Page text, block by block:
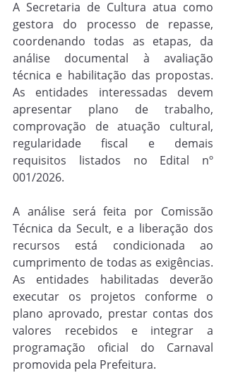
A Secretaria de Cultura atua como
gestora do processo de repasse,
coordenando todas as etapas, da
análise documental à avaliação
técnica e habilitação das propostas.
As entidades interessadas devem
apresentar plano de trabalho,
comprovação de atuação cultural,
regularidade fiscal e demais
requisitos listados no Edital nº
001/2026.
A análise será feita por Comissão
Técnica da Secult, e a liberação dos
recursos está condicionada ao
cumprimento de todas as exigências.
As entidades habilitadas deverão
executar os projetos conforme o
plano aprovado, prestar contas dos
valores recebidos e integrar a
programação oficial do Carnaval
promovida pela Prefeitura.